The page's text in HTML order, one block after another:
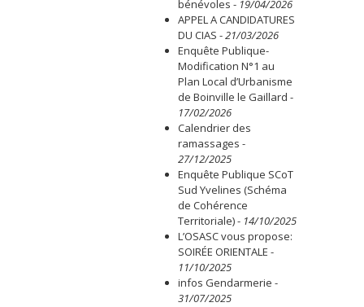
bénévoles - 19/04/2026
APPEL A CANDIDATURES
DU CIAS -21/03/2026
Enquête Publique-
Modification N°1 au
Plan Local d’Urbanisme
de Boinville le Gaillard -
17/02/2026
Calendrier des
ramassages -
27/12/2025
Enquête Publique SCoT
Sud Yvelines (Schéma
de Cohérence
Territoriale)- 14/10/2025
L’OSASC vous propose:
SOIRÉE ORIENTALE -
11/10/2025
infos Gendarmerie -
31/07/2025